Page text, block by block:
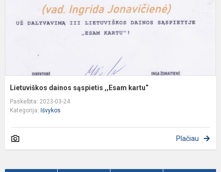
Lietuviškos dainos sąspietis ,,Esam kartu“
Paskelbta: 2023-03-24
Kategorija: Išvykos
Plačiau